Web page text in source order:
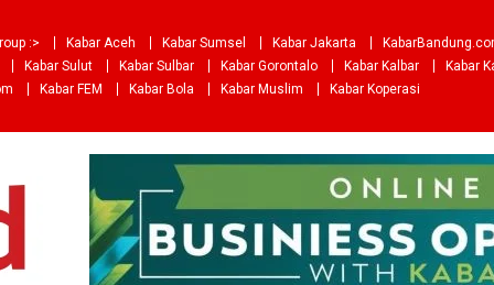
:> Kabar Aceh Kabar Sumsel Kabar Jakarta
Kabar Sulut Kabar Sulbar Kabar Gorontalo Kabar Kalbar
Kabar
Kabar FEM Kabar Bola Kabar Muslim Kabar Koperasi